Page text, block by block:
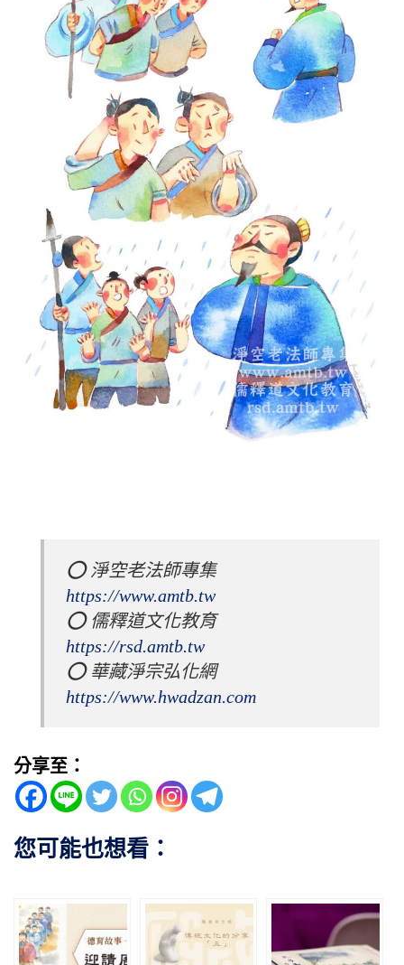
⭕️ 淨空老法師專集
https://www.amtb.tw
⭕️ 儒釋道文化教育
https://rsd.amtb.tw
⭕️ 華藏淨宗弘化網
https://www.hwadzan.com
分享至：
您可能也想看：